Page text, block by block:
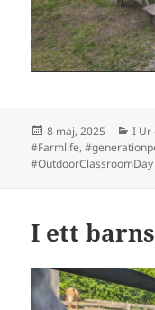
Postat
8 maj, 2025 I Ur
#Farmlife,
#OutdoorClassroomDay
I ett